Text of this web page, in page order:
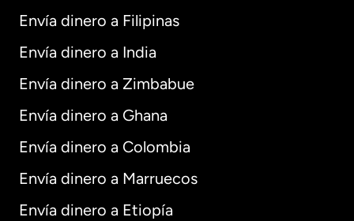
Envía dinero a Filipinas
Envía dinero a India
Envía dinero a Zimbabue
Envía dinero a Ghana
Envía dinero a Colombia
Envía dinero a Marruecos
Envía dinero a Etiopía